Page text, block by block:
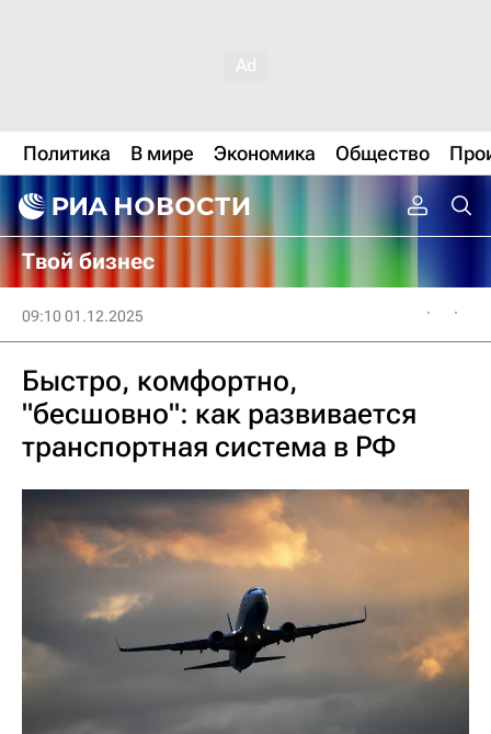
Политика В мире Экономика Общество
Твой бизнес
09:10 01.12.2025
Быстро, комфортно,
"бесшовно": как развивается
транспортная система в РФ